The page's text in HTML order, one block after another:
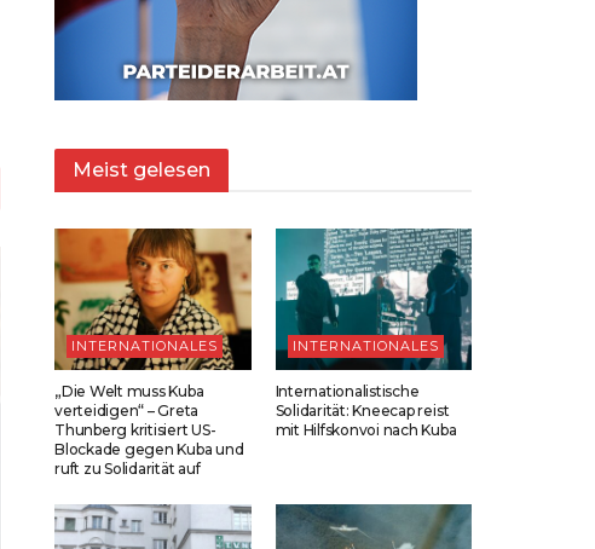
Meist gelesen
INTERNATIONALES
„Die Welt muss Kuba
verteidigen“ – Greta
Thunberg kritisiert US-
Blockade gegen Kuba und
ruft zu Solidarität auf
INTERNATIONALES
Internationalistische
Solidarität: Kneecap reist
mit Hilfskonvoi nach Kuba